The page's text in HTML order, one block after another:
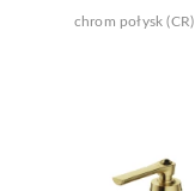
chrom połysk (CR)